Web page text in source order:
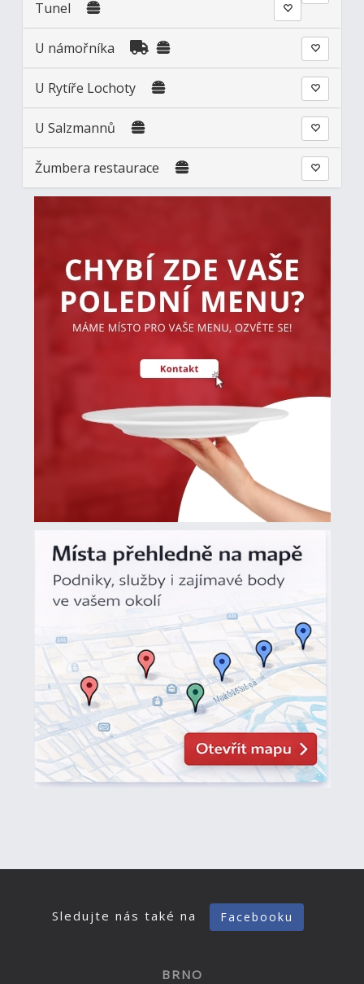
Tunel
U námořníka
U Rytíře Lochoty
U Salzmannů
Žumbera restaurace
Sledujte nás také na Facebooku
BRNO